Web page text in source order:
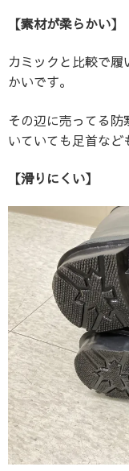
【素材が柔らかい】
カミックと比較で
かいです。
その辺に売ってる
いていても足首など
【滑りにくい】